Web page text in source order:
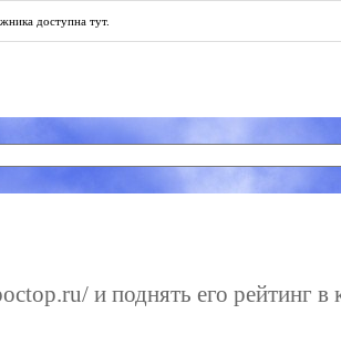
доступна тут.
и поднять его рейтинг в